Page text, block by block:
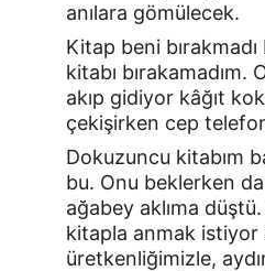
anılara gömülecek.
Kitap beni
kitabı bırakamadım.
akıp gidiyor kâğıt
çekişirken cep
Dokuzuncu kitabım
bu. Onu beklerken
ağabey aklıma
kitapla anmak istiyor
üretkenliğimizle,